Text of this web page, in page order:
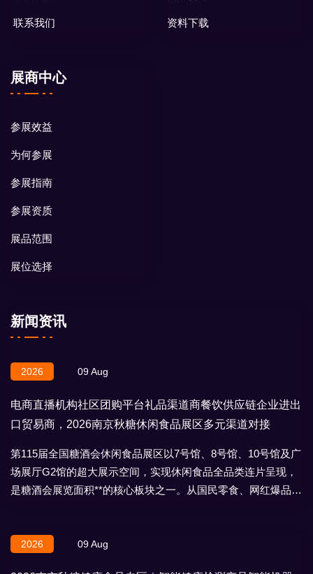
联系我们 资料下载
展商中心
参展效益
为何参展
参展指南
参展资质
展品范围
展位选择
新闻资讯
2026 09 Aug
电商直播机构社区团购平台礼品渠道商餐饮供应链企业进出
口贸易商，2026南京秋糖休闲食品展区多元渠道对接
第115届全国糖酒会休闲食品展区以7号馆、8号馆、10号馆及广
场展厅G2馆的超大展示空间，实现休闲食品全品类连片呈现，
是糖酒会展览面积**的核心板块之一。从国民零食、网红爆品到
2026 09 Aug